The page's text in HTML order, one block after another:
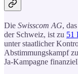
Die Swisscom AG,
der Schweiz, ist zu 51
unter staatlicher
Abstimmungskampf
Ja-Kampagne